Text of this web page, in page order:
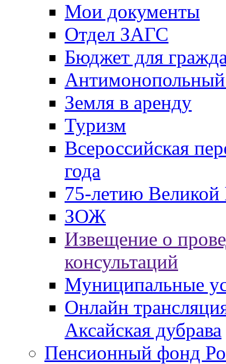
Мои документы
Отдел ЗАГС
Бюджет для
Антимонопольный
Земля в аренду
Туризм
Всероссийская
года
75-летию
ЗОЖ
Извещение о
консультаций
Муниципальные
Онлайн
Аксайская дубрава
Пенсионный фонд